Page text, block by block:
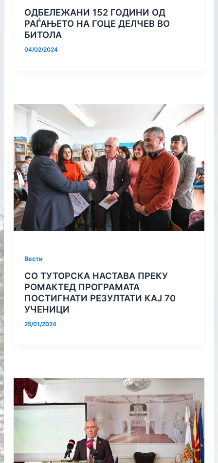
ОДБЕЛЕЖАНИ 152 ГОДИНИ ОД
РАЃАЊЕТО НА ГОЦЕ ДЕЛЧЕВ ВО
БИТОЛА
04/02/2024
Вести
СО ТУТОРСКА НАСТАВА ПРЕКУ
РОМАКТЕД ПРОГРАМАТА
ПОСТИГНАТИ РЕЗУЛТАТИ КАЈ 70
УЧЕНИЦИ
25/01/2024